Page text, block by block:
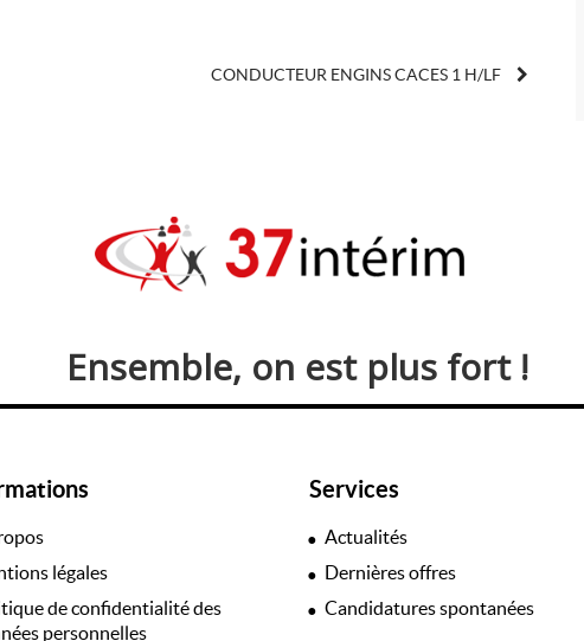
CONDUCTEUR ENGINS CACES 1 H/LF
Ensemble, on est plus fort !
légales
de confidentialité des
personnelles
Services
Actualités
Dernières offres
Candidatures spontanées